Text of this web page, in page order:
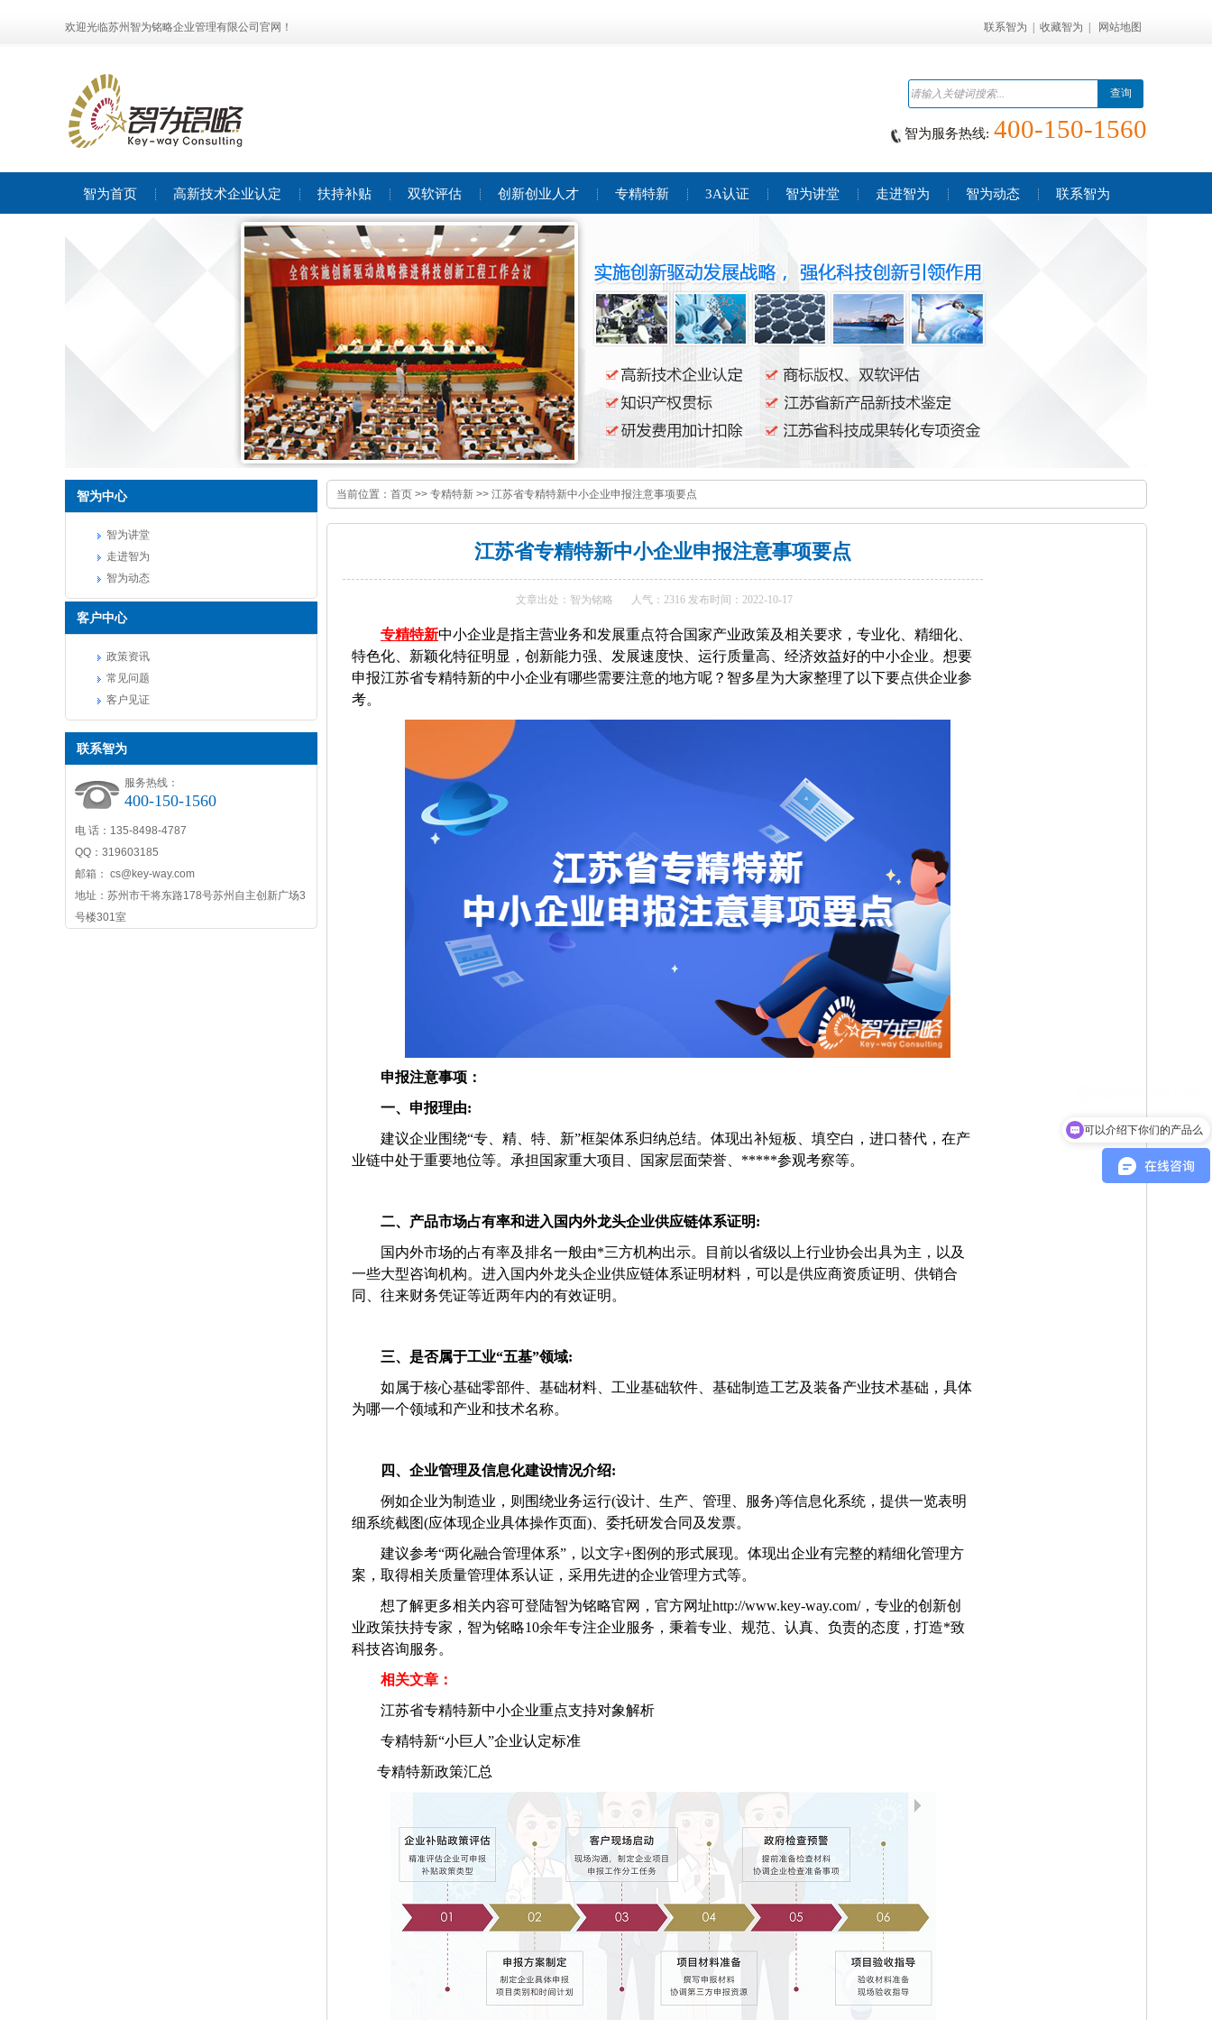
联系智为 收藏智为 网站地图
欢迎光临苏州智为铭略企业管理有限公司官网！
查询
智为服务热线: 400-150-1560
智为首页 高新技术企业认定 扶持补贴 双软评估 创新创业人才 专精特新 3A认证 智为讲堂 走进智为 智为动态 联系智为
智为中心
智为讲堂
走进智为
智为动态
客户中心
政策资讯
常见问题
客户见证
联系智为
服务热线：
400-150-1560
电 话：135-8498-4787
QQ：319603185
邮箱： cs@key-way.com
地址：苏州市干将东路178号苏州自主创新广场3
号楼301室
当前位置： 首页 >> 专精特新 >> 江苏省专精特新中小企业申报注意事项要点
江苏省专精特新中小企业申报注意事项要点
文章出处：智为铭略 人气：2316 发布时间：2022-10-17
专精特新中小企业是指主营业务和发展重点符合国家产业政策及相关要求，专业化、精细化、
特色化、新颖化特征明显，创新能力强、发展速度快、运行质量高、经济效益好的中小企业。想要
申报江苏省专精特新的中小企业有哪些需要注意的地方呢？智多星为大家整理了以下要点供企业参
考。
申报注意事项：
一、申报理由:
建议企业围绕“专、精、特、新”框架体系归纳总结。体现出补短板、填空白，进口替代，在产
业链中处于重要地位等。承担国家重大项目、国家层面荣誉、*****参观考察等。
二、产品市场占有率和进入国内外龙头企业供应链体系证明:
国内外市场的占有率及排名一般由*三方机构出示。目前以省级以上行业协会出具为主，以及
一些大型咨询机构。进入国内外龙头企业供应链体系证明材料，可以是供应商资质证明、供销合
同、往来财务凭证等近两年内的有效证明。
三、是否属于工业“五基”领域:
如属于核心基础零部件、基础材料、工业基础软件、基础制造工艺及装备产业技术基础，具体
为哪一个领域和产业和技术名称。
四、企业管理及信息化建设情况介绍:
例如企业为制造业，则围绕业务运行(设计、生产、管理、服务)等信息化系统，提供一览表明
细系统截图(应体现企业具体操作页面)、委托研发合同及发票。
建议参考“两化融合管理体系”，以文字+图例的形式展现。体现出企业有完整的精细化管理方
案，取得相关质量管理体系认证，采用先进的企业管理方式等。
想了解更多相关内容可登陆智为铭略官网，官方网址http://www.key-way.com/，专业的创新创
业政策扶持专家，智为铭略10余年专注企业服务，秉着专业、规范、认真、负责的态度，打造*致
科技咨询服务。
相关文章：
江苏省专精特新中小企业重点支持对象解析
专精特新“小巨人”企业认定标准
专精特新政策汇总
可以介绍下你们的产品么